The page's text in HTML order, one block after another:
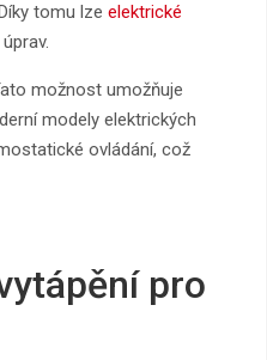
tomu lze elektrické
možnost umožňuje
modely elektrických
ovládání, což
pro